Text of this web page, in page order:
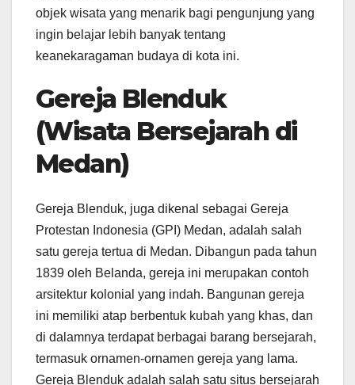
objek wisata yang menarik bagi pengunjung yang
ingin belajar lebih banyak tentang
keanekaragaman budaya di kota ini.
Gereja Blenduk
(Wisata Bersejarah di
Medan)
Gereja Blenduk, juga dikenal sebagai Gereja
Protestan Indonesia (GPI) Medan, adalah salah
satu gereja tertua di Medan. Dibangun pada tahun
1839 oleh Belanda, gereja ini merupakan contoh
arsitektur kolonial yang indah. Bangunan gereja
ini memiliki atap berbentuk kubah yang khas, dan
di dalamnya terdapat berbagai barang bersejarah,
termasuk ornamen-ornamen gereja yang lama.
Gereja Blenduk adalah salah satu situs bersejarah